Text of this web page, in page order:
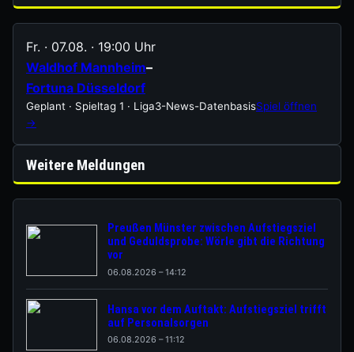
Fr. · 07.08. · 19:00 Uhr
Waldhof Mannheim–
Fortuna Düsseldorf
Geplant · Spieltag 1 · Liga3-News-DatenbasisSpiel öffnen
→
Weitere Meldungen
Preußen Münster zwischen Aufstiegsziel
und Geduldsprobe: Wörle gibt die Richtung
vor
06.08.2026 – 14:12
Hansa vor dem Auftakt: Aufstiegsziel trifft
auf Personalsorgen
06.08.2026 – 11:12